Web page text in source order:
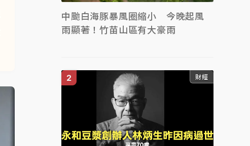
中颱白海豚暴風圈縮小 今晚起風
雨顯著！竹苗山區有大豪雨
財經